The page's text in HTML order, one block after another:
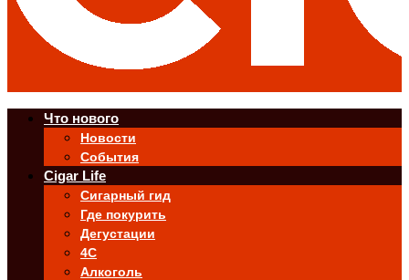
Что нового
Новости
События
Cigar Life
Сигарный гид
Где покурить
Дегустации
4C
Алкоголь